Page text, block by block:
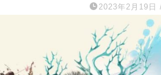
2023年2月19日